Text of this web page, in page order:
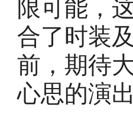
限可能，
合了时装
前，期待
心思的演